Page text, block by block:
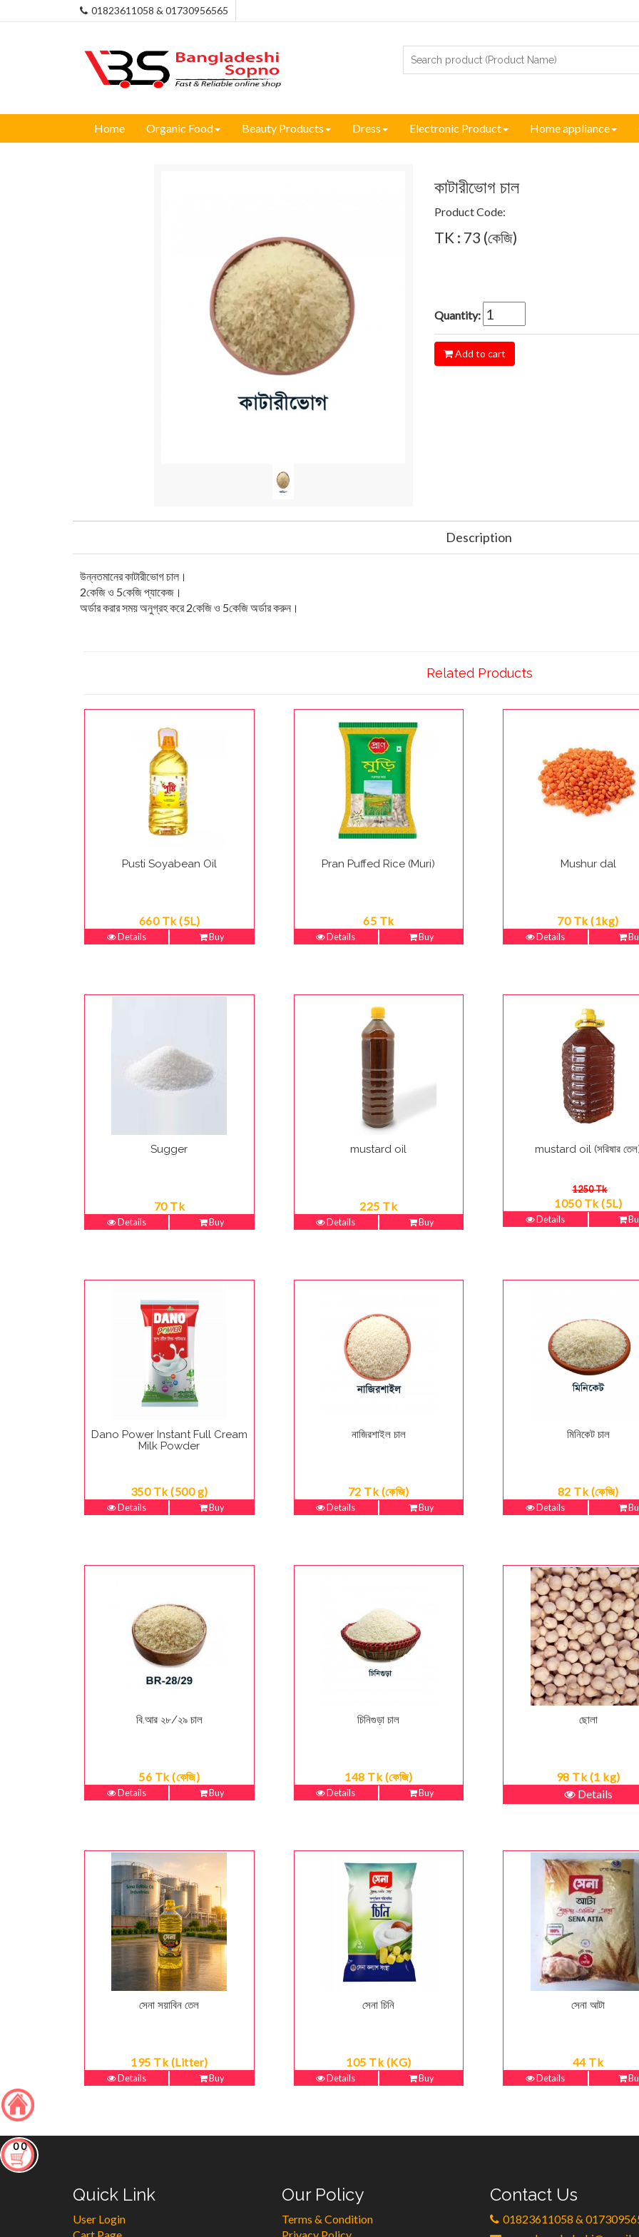
01823611058 & 01730956565
Home Organic Food Beauty Products Dress Electronic Product Home appliance
কাটারীভোগ চাল
Product Code:
TK : 73 (কেজি)
Quantity:
Add to cart
Description
উন্নতমানের কাটারীভোগ চাল।
2কেজি ও 5কেজি প্যাকেজ।
অর্ডার করার সময় অনুগ্রহ করে 2কেজি ও 5কেজি অর্ডার করুন।
Related Products
Pusti Soyabean Oil
660 Tk (5L)
Details Buy
Pran Puffed Rice (Muri)
65 Tk
Details Buy
Mushur dal
70 Tk (1kg)
Details
Sugger
70 Tk
Details Buy
mustard oil
225 Tk
Details Buy
mustard oil (সরিষার
1250 Tk
1050 Tk (5L)
Details
Dano Power Instant Full Cream
Milk Powder
350 Tk (500 g)
Details Buy
নাজিরশাইল চাল
72 Tk (কেজি)
Details Buy
মিনিকেট চাল
82 Tk (কেজি)
Details
বি.আর ২৮/২৯ চাল
56 Tk (কেজি)
Details Buy
চিনিগুড়া চাল
148 Tk (কেজি)
Details Buy
ছোলা
98 Tk (1 kg)
Details
সেনা সয়াবিন তেল
195 Tk (Litter)
Details Buy
সেনা চিনি
105 Tk (KG)
Details Buy
সেনা আটা
44 Tk
Details
Quick Link
User Login
Our Policy
Terms & Condition
Contact Us
01823611058 &
00